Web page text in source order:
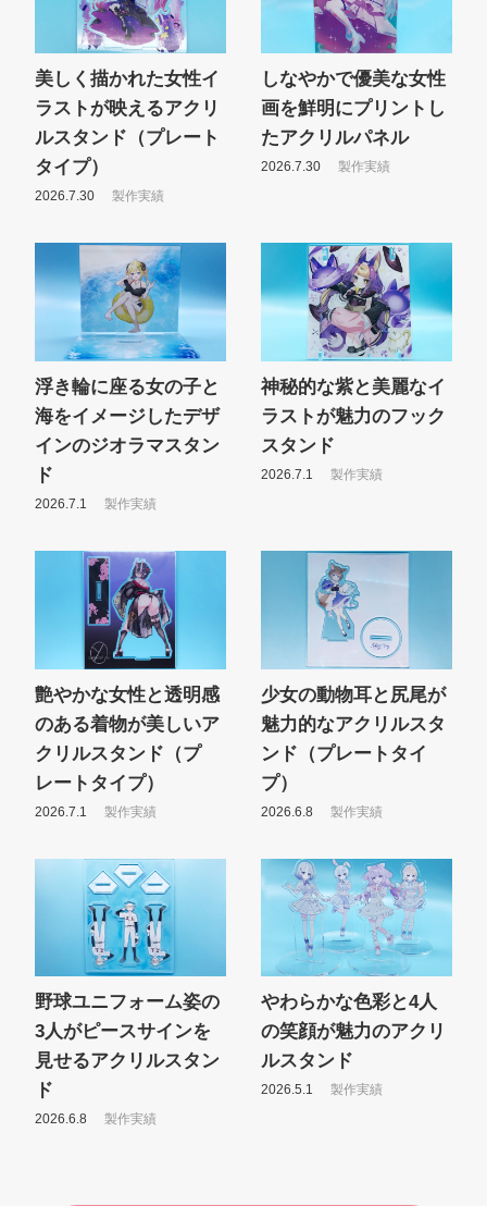
美しく描かれた女性イ
ラストが映えるアクリ
ルスタンド（プレート
タイプ）
2026.7.30 製作実績
しなやかで優美な女性
画を鮮明にプリントし
たアクリルパネル
2026.7.30 製作実績
浮き輪に座る女の子と
海をイメージしたデザ
インのジオラマスタン
ド
2026.7.1 製作実績
神秘的な紫と美麗なイ
ラストが魅力のフック
スタンド
2026.7.1 製作実績
艶やかな女性と透明感
のある着物が美しいア
クリルスタンド（プ
レートタイプ）
2026.7.1 製作実績
少女の動物耳と尻尾が
魅力的なアクリルスタ
ンド（プレートタイ
プ）
2026.6.8 製作実績
野球ユニフォーム姿の
3人がピースサインを
見せるアクリルスタン
ド
2026.6.8 製作実績
やわらかな色彩と4人
の笑顔が魅力のアクリ
ルスタンド
2026.5.1 製作実績